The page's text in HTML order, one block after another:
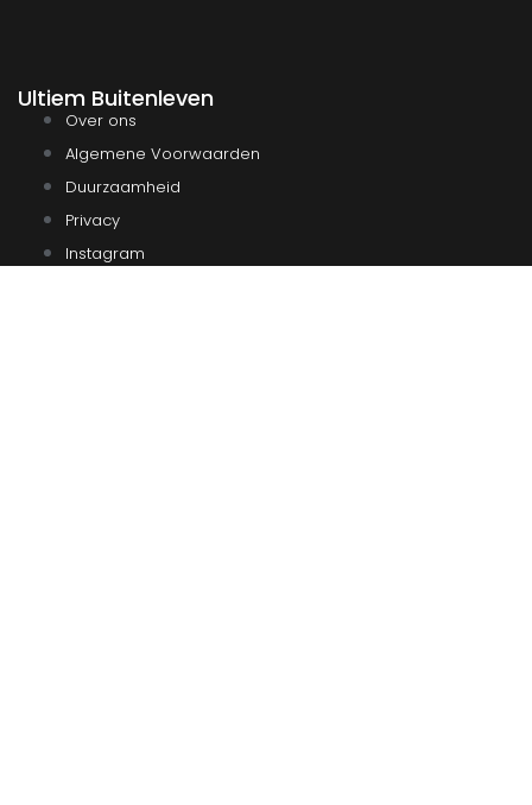
Ultiem Buitenleven
Over ons
Algemene Voorwaarden
Duurzaamheid
Privacy
Instagram